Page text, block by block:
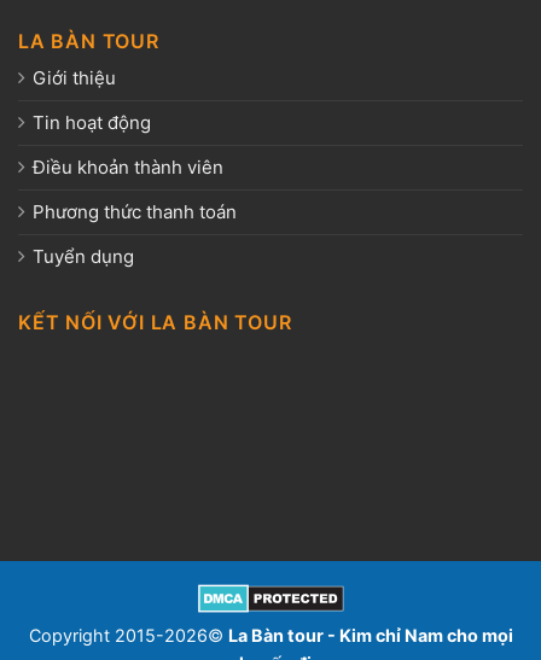
LA BÀN TOUR
Giới thiệu
Tin hoạt động
Điều khoản thành viên
Phương thức thanh toán
Tuyển dụng
KẾT NỐI VỚI LA BÀN TOUR
Copyright 2015-2026© La Bàn tour - Kim chỉ Nam cho mọi